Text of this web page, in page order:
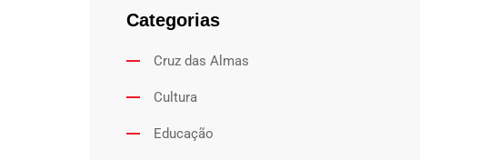
Categorias
Cruz das Almas
Cultura
Educação